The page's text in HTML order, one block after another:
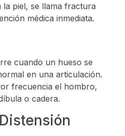
la piel, se llama fractura
médica inmediata.
cuando un hueso se
en una articulación.
frecuencia el hombro,
o cadera.